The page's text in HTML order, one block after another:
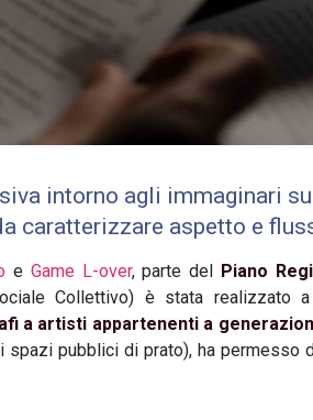
intorno agli immaginari
caratterizzare aspetto e
e Game L-over, parte del
Piano
Collettivo) è stata realizzato a
a artisti appartenenti a
pubblici di prato), ha permesso